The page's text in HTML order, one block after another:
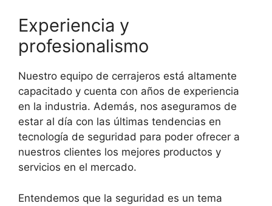
Experiencia y
profesionalismo
Nuestro equipo de cerrajeros está altamente
capacitado y cuenta con años de experiencia
en la industria. Además, nos aseguramos de
estar al día con las últimas tendencias en
tecnología de seguridad para poder ofrecer a
nuestros clientes los mejores productos y
servicios en el mercado.
Entendemos que la seguridad es un tema